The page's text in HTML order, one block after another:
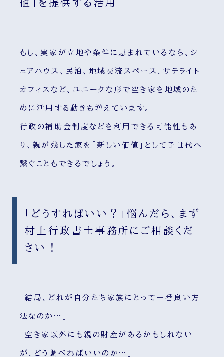
値」を提供する活用
もし、実家が立地や条件に恵まれているなら、シ
ェアハウス、民泊、地域交流スペース、サテライト
オフィスなど、ユニークな形で空き家を地域のた
めに活用する動きも増えています。
行政の補助金制度などを利用できる可能性もあ
り、親が残した家を「新しい価値」として子世代へ
繋ぐこともできるでしょう。
「どうすればいい？」悩んだら、まず
村上行政書士事務所にご相談くだ
さい！
「結局、どれが自分たち家族にとって一番良い方
法なのか…」
「空き家以外にも親の財産があるかもしれない
が、どう調べればいいのか…」